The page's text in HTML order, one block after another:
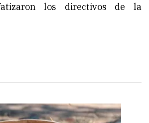
los directivos de la